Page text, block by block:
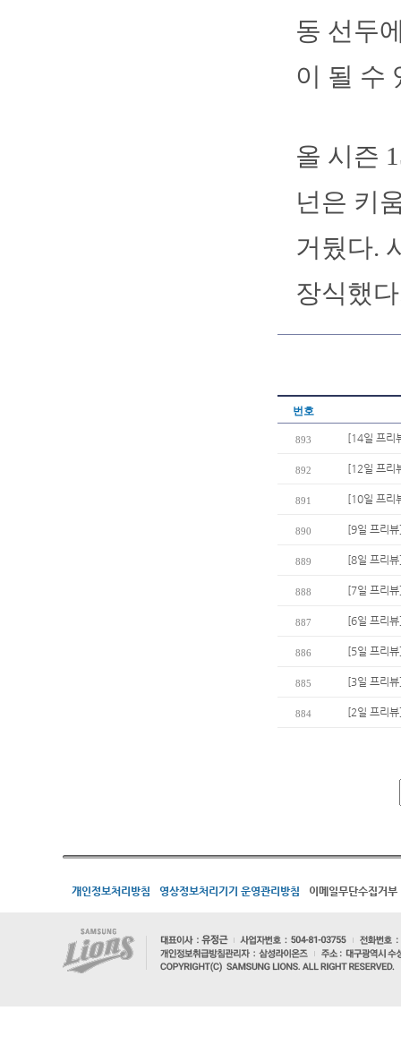
동 선두
이 될 수
올 시즌
넌은 키
거뒀다.
장식했
번호
893 [14일 프리
892 [12일 프리
891 [10일 프리
890 [9일 프리
889 [8일 프리
888 [7일 프리
887 [6일 프리
886 [5일 프리
885 [3일 프리
884 [2일 프리
개인정보처리방침 영상정보처리기기 운영관리방침 이메일무단수집거부